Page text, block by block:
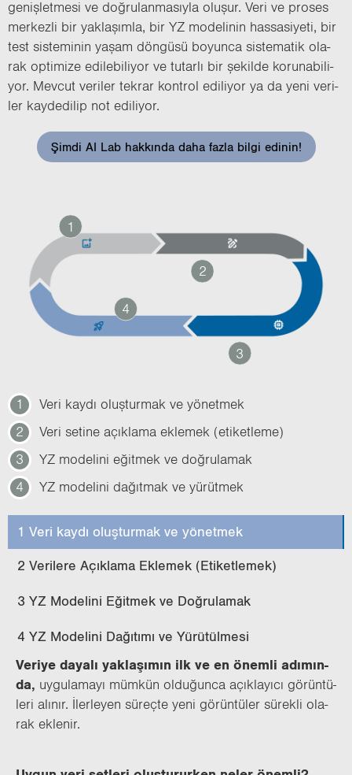
ge­niş­let­me­si ve doğ­ru­lan­ma­sıy­la olu­şur. Veri ve pro­ses
mer­kez­li bir yak­la­şım­la, bir YZ mo­de­li­nin has­sa­si­ye­ti, bir
test sis­te­mi­nin yaşam dön­gü­sü bo­yun­ca sis­te­ma­tik ola­
rak op­ti­mi­ze edi­le­bi­li­yor ve tu­tar­lı bir şe­kil­de ko­ru­na­bi­li­
yor. Mev­cut ve­ri­ler tek­rar kont­rol edi­li­yor ya da yeni ve­ri­
ler kay­de­di­lip not edi­li­yor.
Şimdi AI Lab hakkında daha fazla bilgi edinin!
1
2
3
4
1
Veri kaydı oluşturmak ve yönetmek
2
Veri setine açıklama eklemek (etiketleme)
3
YZ modelini eğitmek ve doğrulamak
4
YZ modelini dağıtmak ve yürütmek
1 Veri kaydı oluşturmak ve yönetmek
2 Verilere Açıklama Eklemek (Etiketlemek)
3 YZ Modelini Eğitmek ve Doğrulamak
4 YZ Modelini Dağıtımı ve Yürütülmesi
Ve­ri­ye da­ya­lı yak­la­şı­mın ilk ve en önem­li adı­mın­
da,
uy­gu­la­ma­yı müm­kün ol­du­ğun­ca açık­la­yı­cı gö­rün­tü­
le­ri alı­nır. İler­le­yen sü­reç­te yeni gö­rün­tü­ler sü­rek­li ola­
rak ek­le­nir.